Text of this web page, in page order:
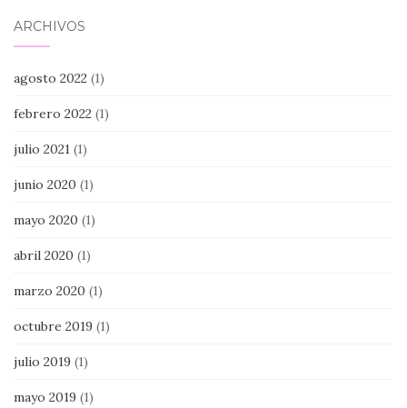
ARCHIVOS
agosto 2022 (1)
febrero 2022 (1)
julio 2021 (1)
junio 2020 (1)
mayo 2020 (1)
abril 2020 (1)
marzo 2020 (1)
octubre 2019 (1)
julio 2019 (1)
mayo 2019 (1)